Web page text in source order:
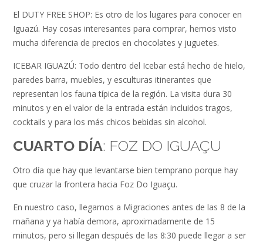
El DUTY FREE SHOP: Es otro de los lugares para conocer en
Iguazú. Hay cosas interesantes para comprar, hemos visto
mucha diferencia de precios en chocolates y juguetes.
ICEBAR IGUAZÚ: Todo dentro del Icebar está hecho de hielo,
paredes barra, muebles, y esculturas itinerantes que
representan los fauna típica de la región. La visita dura 30
minutos y en el valor de la entrada están incluidos tragos,
cocktails y para los más chicos bebidas sin alcohol.
CUARTO DÍA: FOZ DO IGUAÇU
Otro día que hay que levantarse bien temprano porque hay
que cruzar la frontera hacia Foz Do Iguaçu.
En nuestro caso, llegamos a Migraciones antes de las 8 de la
mañana y ya había demora, aproximadamente de 15
minutos, pero si llegan después de las 8:30 puede llegar a ser